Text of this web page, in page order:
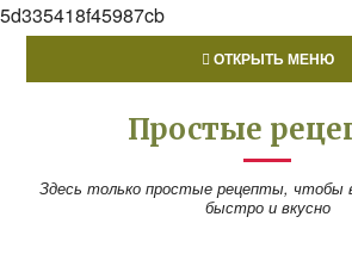
5d335418f45987cb
ОТКРЫТЬ МЕНЮ
Простые
Здесь только простые рецепты, чтобы
быстро и вкусно